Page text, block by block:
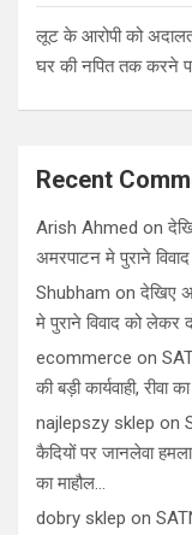
लूट के आरोपी को
घर की नपित तक करने
Recent
Arish Ahmed on
अमरपाटन मे पुराने
Shubham onदेखिए
मे पुराने विवाद को लेकर
ecommerce on
की बड़ी कार्यवाही,
najlepszy sklep on
कैदियों पर जानलेवा
का माहौल…
dobry sklep on